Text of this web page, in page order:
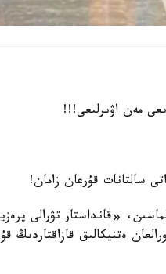
مەن اۋىرلىعى!!!
سالتانات قۇرعان زامان!
«قانداستار تۋرالى
ەتنيكالىق قازاقتاردىڭ